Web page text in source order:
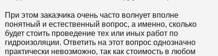
При этом заказчика очень часто волнует вполне
понятный и естественный вопрос, а именно, сколько
будет стоить проведение тех или иных работ по
гидроизоляции. Ответить на этот вопрос однозначно
практически невозможно, так как стоимость в любом